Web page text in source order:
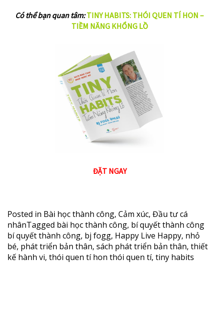
Có thể bạn quan tâm: TINY HABITS: THÓI QUEN TÍ HON –
TIỀM NĂNG KHỔNG LỒ
ĐẶT NGAY
Posted in Bài học thành công, Cảm xúc, Đầu tư cá
nhânTagged bài học thành công, bí quyết thành công
bí quyết thành công, bj fogg, Happy Live Happy, nhỏ
bé, phát triển bản thân, sách phát triển bản thân, thiết
kế hành vi, thói quen tí hon thói quen tí, tiny habits